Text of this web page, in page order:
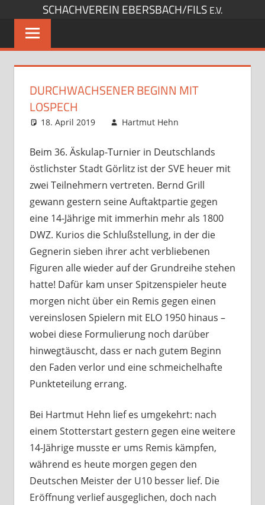
springen
SCHACHVEREIN EBERSBACH/FILS E.V.
DURCHWACHSENER BEGINN MIT
LOSPECH
18. April 2019 Hartmut Hehn
Startseite
Beim 36. Äskulap-Turnier in Deutschlands
östlichster Stadt Görlitz ist der SVE heuer mit
zwei Teilnehmern vertreten. Bernd Grill
gewann gestern seine Auftaktpartie gegen
eine 14-Jährige mit immerhin mehr als 1800
DWZ. Kurios die Schlußstellung, in der die
Gegnerin sieben ihrer acht verbliebenen
Figuren alle wieder auf der Grundreihe stehen
hatte! Dafür kam unser Spitzenspieler heute
morgen nicht über ein Remis gegen einen
vereinslosen Spielern mit ELO 1950 hinaus –
wobei diese Formulierung noch darüber
hinwegtäuscht, dass er nach gutem Beginn
den Faden verlor und eine schmeichelhafte
Punkteteilung errang.
Bei Hartmut Hehn lief es umgekehrt: nach
einem Stotterstart gestern gegen eine weitere
14-Jährige musste er ums Remis kämpfen,
während es heute morgen gegen den
Deutschen Meister der U10 besser lief. Die
Eröffnung verlief ausgeglichen, doch nach